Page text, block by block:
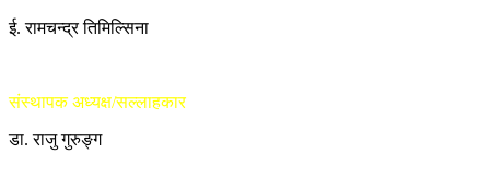
ई. रामचन्द्र तिमिल्सिना
संस्थापक अध्यक्ष/सल्लाहकार
डा. राजु गुरुङ्ग